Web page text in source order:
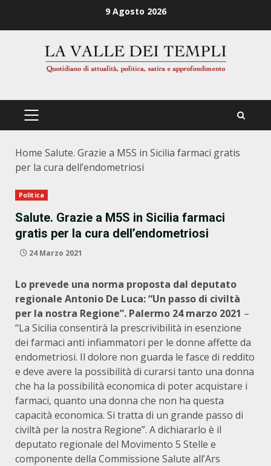
9 Agosto 2026
PRIMÄRES
Home Salute. Grazie a M5S in Sicilia farmaci gratis
per la cura dell’endometriosi
Politica
Salute. Grazie a M5S in Sicilia farmaci
gratis per la cura dell’endometriosi
24 Marzo 2021
Lo prevede una norma proposta dal deputato
regionale Antonio De Luca: “Un passo di civiltà
per la nostra Regione”. Palermo 24 marzo 2021 –
“La Sicilia consentirà la prescrivibilità in esenzione
dei farmaci anti infiammatori per le donne affette da
endometriosi. Il dolore non guarda le fasce di reddito
e deve avere la possibilità di curarsi tanto una donna
che ha la possibilità economica di poter acquistare i
farmaci, quanto una donna che non ha questa
capacità economica. Si tratta di un grande passo di
civiltà per la nostra Regione”. A dichiararlo è il
deputato regionale del Movimento 5 Stelle e
componente della Commissione Salute all’Ars